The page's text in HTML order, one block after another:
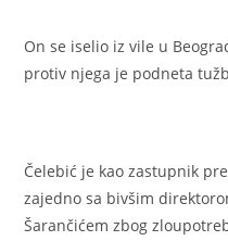
On se iselio iz vile u
protiv njega je podneta
Čelebić je kao zastupnik
zajedno sa bivšim
Šarančićem zbog